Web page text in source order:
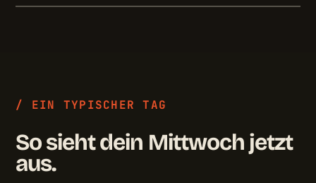
/ EIN TYPISCHER TAG
So sieht dein Mittwoch jetzt
aus.